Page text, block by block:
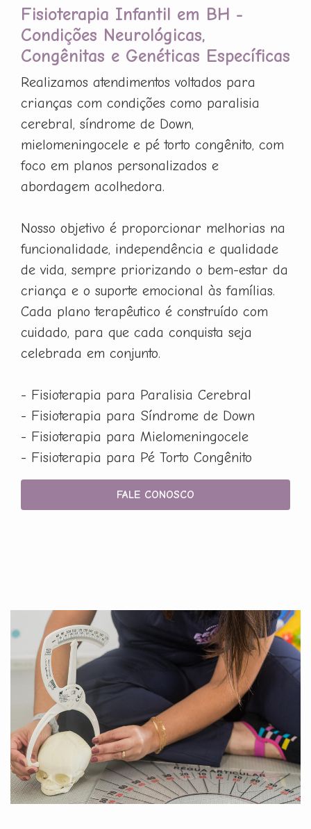
Fisioterapia Infantil em BH -
Condições Neurológicas,
Congênitas e Genéticas Específicas
Realizamos atendimentos voltados para
crianças com condições como paralisia
cerebral, síndrome de Down,
mielomeningocele e pé torto congênito, com
foco em planos personalizados e
abordagem acolhedora.
Nosso objetivo é proporcionar melhorias na
funcionalidade, independência e qualidade
de vida, sempre priorizando o bem-estar da
criança e o suporte emocional às famílias.
Cada plano terapêutico é construído com
cuidado, para que cada conquista seja
celebrada em conjunto.
- Fisioterapia para Paralisia Cerebral
- Fisioterapia para Síndrome de Down
- Fisioterapia para Mielomeningocele
- Fisioterapia para Pé Torto Congênito
FALE CONOSCO